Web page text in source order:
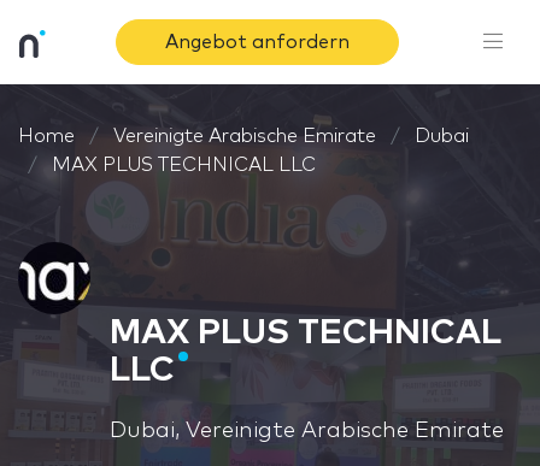
Angebot anfordern
Home Vereinigte Arabische Emirate
Dubai
MAX PLUS TECHNICAL LLC
MAX PLUS TECHNICAL
LLC
Dubai, Vereinigte Arabische Emirate